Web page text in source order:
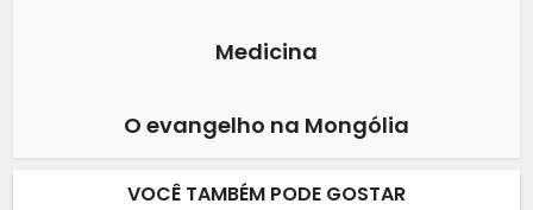
Medicina
O evangelho na Mongólia
VOCÊ TAMBÉM PODE GOSTAR